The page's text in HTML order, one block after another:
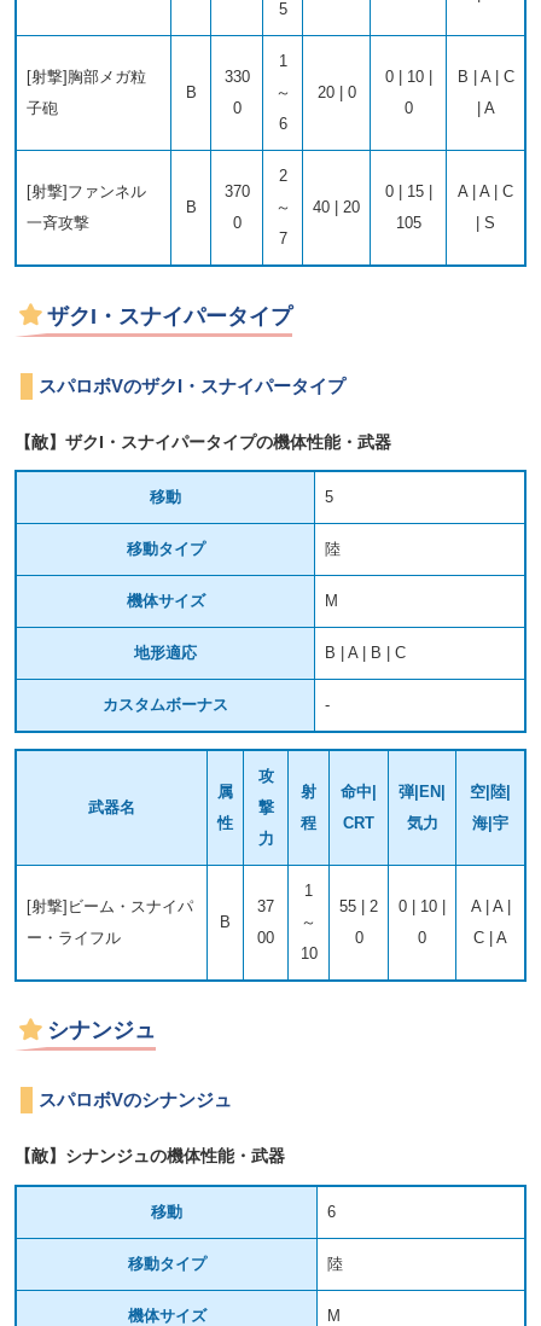
5
[射撃]胸部メガ粒
子砲
B
330
0
1
～
6
20 | 0
0 | 10 |
0
B | A | C
| A
[射撃]ファンネル
一斉攻撃
B
370
0
2
～
7
40 | 20
0 | 15 |
105
A | A | C
| S
ザクI・スナイパータイプ
スパロボVのザクI・スナイパータイプ
【敵】ザクI・スナイパータイプの機体性能・武器
移動 5
移動タイプ 陸
機体サイズ M
地形適応 B | A | B | C
カスタムボーナス -
武器名
属
性
攻
撃
力
射
程
命中|
CRT
弾|EN|
気力
空|陸|
海|宇
[射撃]ビーム・スナイパ
ー・ライフル
B
37
00
1
～
10
55 | 2
0
0 | 10 |
0
A | A |
C | A
シナンジュ
スパロボVのシナンジュ
【敵】シナンジュの機体性能・武器
移動 6
移動タイプ 陸
機体サイズ M